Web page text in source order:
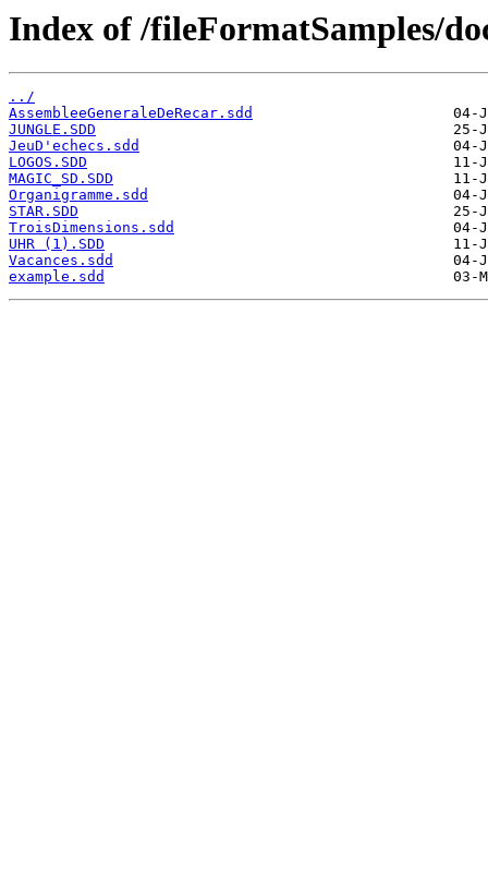
Index of /fileFormatSamples/
../
AssembleeGeneraleDeRecar.sdd
JUNGLE.SDD
JeuD'echecs.sdd
LOGOS.SDD
MAGIC_SD.SDD
Organigramme.sdd
STAR.SDD
TroisDimensions.sdd
UHR (1).SDD
Vacances.sdd
example.sdd